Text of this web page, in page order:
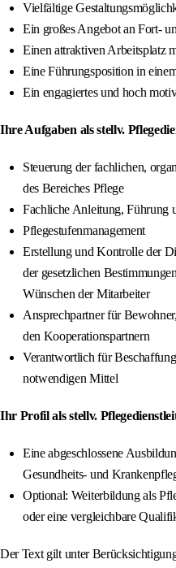
Vielfältige
Ein großes Angebot an Fort-
Einen attraktiven Arbeitsplatz
Eine Führungsposition in
Ein engagiertes und hoch
Ihre Aufgaben als stellv.
Steuerung der fachlichen,
des Bereiches Pflege
Fachliche Anleitung, Führung
Pflegestufenmanagement
Erstellung und Kontrolle der
der gesetzlichen
Wünschen der Mitarbeiter
Ansprechpartner für
den Kooperationspartnern
Verantwortlich für
notwendigen Mittel
Ihr Profil als stellv.
Eine abgeschlossene
Gesundheits- und
Optional: Weiterbildung als
oder eine vergleichbare
Der Text gilt unter